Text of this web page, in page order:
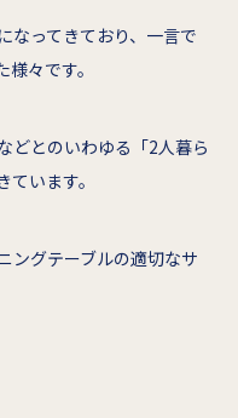
なってきており、一言で
々です。
どとのいわゆる「2人暮ら
います。
ングテーブルの適切なサ